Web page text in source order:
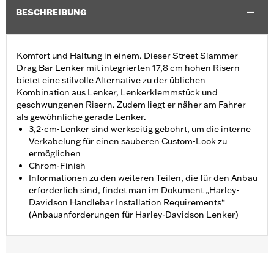
BESCHREIBUNG
Komfort und Haltung in einem. Dieser Street Slammer
Drag Bar Lenker mit integrierten 17,8 cm hohen Risern
bietet eine stilvolle Alternative zu der üblichen
Kombination aus Lenker, Lenkerklemmstück und
geschwungenen Risern. Zudem liegt er näher am Fahrer
als gewöhnliche gerade Lenker.
3,2-cm-Lenker sind werkseitig gebohrt, um die interne
Verkabelung für einen sauberen Custom-Look zu
ermöglichen
Chrom-Finish
Informationen zu den weiteren Teilen, die für den Anbau
erforderlich sind, findet man im Dokument „Harley-
Davidson Handlebar Installation Requirements“
(Anbauanforderungen für Harley-Davidson Lenker)